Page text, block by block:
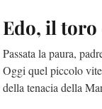
Edo, il toro
Passata la paura,
Oggi quel piccolo
della tenacia della